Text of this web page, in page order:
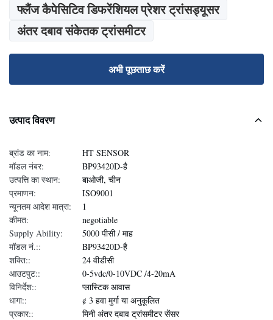
फ्लैंज कैपेसिटिव डिफरेंशियल प्रेशर ट्रांसड्यूसर
अंतर दबाव संकेतक ट्रांसमीटर
अभी पूछताछ करें
उत्पाद विवरण
ब्रांड का नाम:
HT SENSOR
मॉडल नंबर:
BP93420D-है
उत्पत्ति का स्थान:
बाओजी, चीन
प्रमाणन:
ISO9001
न्यूनतम आदेश मात्रा:
1
कीमत:
negotiable
Supply Ability:
5000 पीसी / माह
मॉडल नं.::
BP93420D-है
शक्ति::
24 वीडीसी
आउटपुट::
0-5vdc/0-10VDC /4-20mA
विनिर्देश::
प्लास्टिक आवास
धागा::
¢ 3 हवा मुर्गा या अनुकूलित
प्रकार::
मिनी अंतर दबाव ट्रांसमीटर सेंसर